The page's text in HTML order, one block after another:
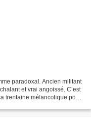
paradoxal. Ancien militant
et vrai angoissé. C’est
trentaine mélancolique pour